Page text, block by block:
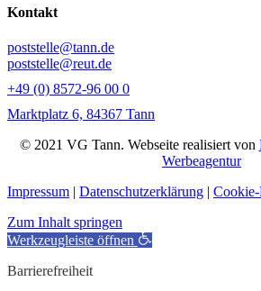
Kontakt
poststelle@tann.de
poststelle@reut.de
+49 (0) 8572-96 00 0
Marktplatz 6, 84367 Tann
© 2021 VG Tann. Webseite realisiert von
Werbeagentur
Impressum | Datenschutzerklärung |
Zum Inhalt springen
Werkzeugleiste öffnen
Barrierefreiheit